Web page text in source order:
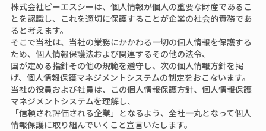
株式会社ピーエスシーは、個人情報が個人の重要な財産であるこ
とを認識し、これを適切に保護することが企業の社会的責務であ
ると考えます。
そこで当社は、当社の業務にかかわる一切の個人情報を保護する
ため、個人情報保護法および関連するその他の法令、
国が定める指針その他の規範を遵守し、次の個人情報方針を掲
げ、個人情報保護マネジメントシステムの制定をおこないます。
当社の役員および社員は、この個人情報保護方針、個人情報保護
マネジメントシステムを理解し、
「信頼され評価される企業」となるよう、全社一丸となって個人
情報保護に取り組んでいくこと宣言いたします。